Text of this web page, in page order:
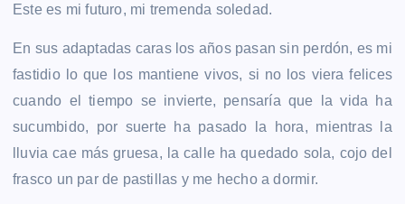
Este es mi futuro, mi tremenda soledad.
En sus adaptadas caras los años pasan sin perdón, es mi
fastidio lo que los mantiene vivos, si no los viera felices
cuando el tiempo se invierte, pensaría que la vida ha
sucumbido, por suerte ha pasado la hora, mientras la
lluvia cae más gruesa, la calle ha quedado sola, cojo del
frasco un par de pastillas y me hecho a dormir.